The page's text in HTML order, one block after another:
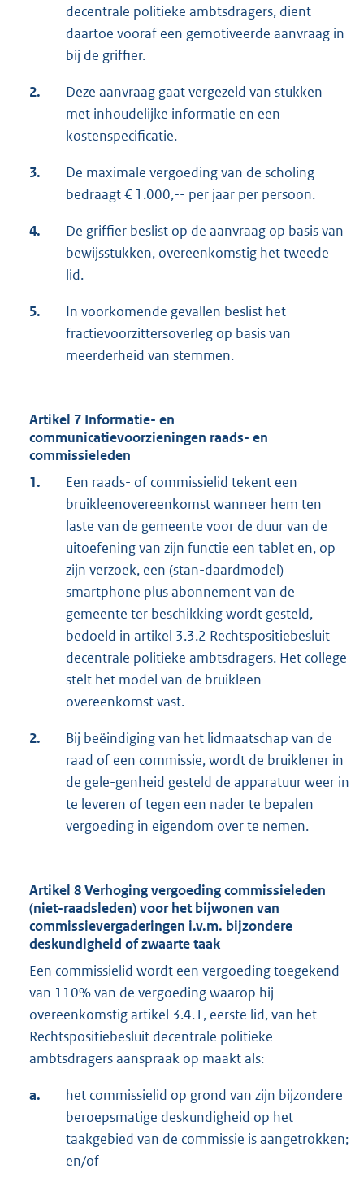
decentrale politieke ambtsdragers, dient
daartoe vooraf een gemotiveerde aanvraag in
bij de griffier.
2.
Deze aanvraag gaat vergezeld van stukken
met inhoudelijke informatie en een
kostenspecificatie.
3.
De maximale vergoeding van de scholing
bedraagt € 1.000,-- per jaar per persoon.
4.
De griffier beslist op de aanvraag op basis van
bewijsstukken, overeenkomstig het tweede
lid.
5.
In voorkomende gevallen beslist het
fractievoorzittersoverleg op basis van
meerderheid van stemmen.
Artikel 7 Informatie- en
communicatievoorzieningen raads- en
commissieleden
1.
Een raads- of commissielid tekent een
bruikleenovereenkomst wanneer hem ten
laste van de gemeente voor de duur van de
uitoefening van zijn functie een tablet en, op
zijn verzoek, een (stan-daardmodel)
smartphone plus abonnement van de
gemeente ter beschikking wordt gesteld,
bedoeld in artikel 3.3.2 Rechtspositiebesluit
decentrale politieke ambtsdragers. Het college
stelt het model van de bruikleen-
overeenkomst vast.
2.
Bij beëindiging van het lidmaatschap van de
raad of een commissie, wordt de bruiklener in
de gele-genheid gesteld de apparatuur weer in
te leveren of tegen een nader te bepalen
vergoeding in eigendom over te nemen.
Artikel 8 Verhoging vergoeding commissieleden
(niet-raadsleden) voor het bijwonen van
commissievergaderingen i.v.m. bijzondere
deskundigheid of zwaarte taak
Een commissielid wordt een vergoeding toegekend
van 110% van de vergoeding waarop hij
overeenkomstig artikel 3.4.1, eerste lid, van het
Rechtspositiebesluit decentrale politieke
ambtsdragers aanspraak op maakt als:
a.
het commissielid op grond van zijn bijzondere
beroepsmatige deskundigheid op het
taakgebied van de commissie is aangetrokken;
en/of